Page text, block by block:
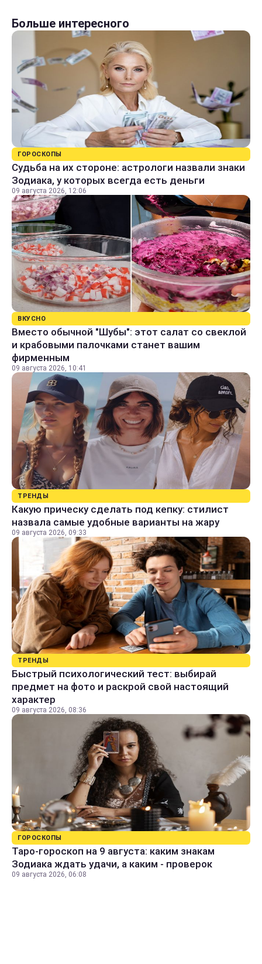
Больше интересного
ГОРОСКОПЫ
Судьба на их стороне: астрологи назвали знаки
Зодиака, у которых всегда есть деньги
09 августа 2026, 12:06
ВКУСНО
Вместо обычной "Шубы": этот салат со свеклой
и крабовыми палочками станет вашим
фирменным
09 августа 2026, 10:41
ТРЕНДЫ
Какую прическу сделать под кепку: стилист
назвала самые удобные варианты на жару
09 августа 2026, 09:33
ТРЕНДЫ
Быстрый психологический тест: выбирай
предмет на фото и раскрой свой настоящий
характер
09 августа 2026, 08:36
ГОРОСКОПЫ
Таро-гороскоп на 9 августа: каким знакам
Зодиака ждать удачи, а каким - проверок
09 августа 2026, 06:08